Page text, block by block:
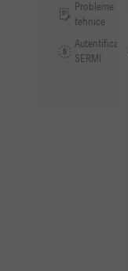
Probleme
tehnice
Autentificare
SERMI